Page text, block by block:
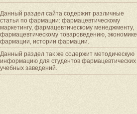
Данный раздел сайта содержит различные
статьи по фармации: фармацевтическому
маркетингу, фармацевтическому менеджменту,
фармацевтическому товароведению, экономике
фармации, истории фармации.
Данный раздел так же содержит методическую
информацию для студентов фармацевтических
учебных заведений.